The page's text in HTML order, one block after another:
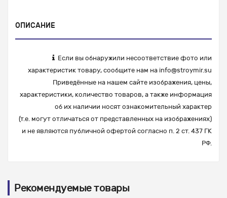
ОПИСАНИЕ
Если вы обнаружили несоответствие фото или
характеристик товару, сообщите нам на info@stroymir.su
Приведённые на нашем сайте изображения, цены,
характеристики, количество товаров, а также информация
об их наличии носят ознакомительный характер
(т.е. могут отличаться от представленных на изображениях)
и не являются публичной офертой согласно п. 2 ст. 437 ГК
РФ.
Рекомендуемые товары